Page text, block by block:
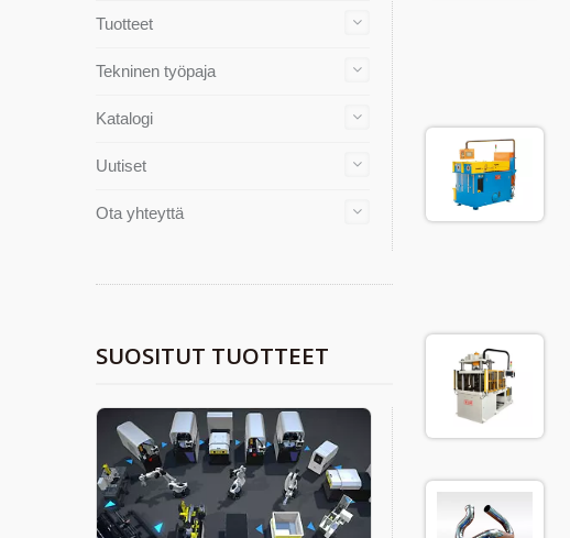
Tuotteet
Tekninen työpaja
Katalogi
Uutiset
Ota yhteyttä
SUOSITUT TUOTTEET